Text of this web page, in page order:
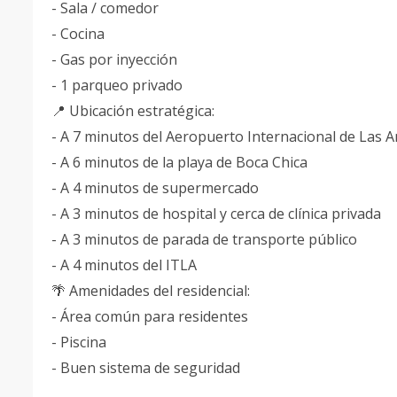
- Sala / comedor
- Cocina
- Gas por inyección
- 1 parqueo privado
📍 Ubicación estratégica:
- A 7 minutos del Aeropuerto Internacional de Las
- A 6 minutos de la playa de Boca Chica
- A 4 minutos de supermercado
- A 3 minutos de hospital y cerca de clínica privada
- A 3 minutos de parada de transporte público
- A 4 minutos del ITLA
🌴 Amenidades del residencial:
- Área común para residentes
- Piscina
- Buen sistema de seguridad